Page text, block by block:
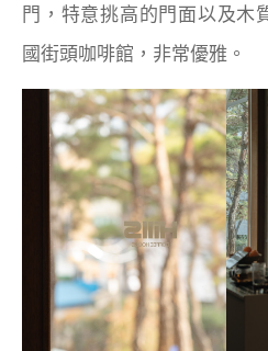
門，特意挑高的門面以及木
國街頭咖啡館，非常優雅。